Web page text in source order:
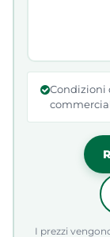
Condizioni
I prezzi